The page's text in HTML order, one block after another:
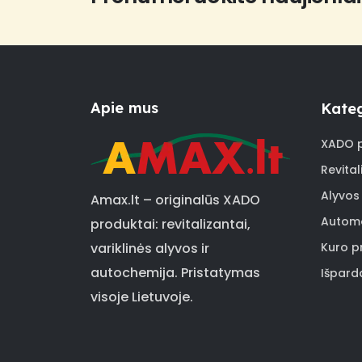
Apie mus
Amax.lt – originalūs XADO
produktai: revitalizantai,
variklinės alyvos ir
autochemija. Pristatymas
visoje Lietuvoje.
Alyvos
Kuro